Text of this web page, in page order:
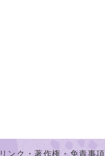
リンク・著作権・免責事項